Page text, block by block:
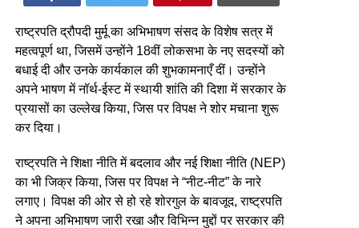
राष्ट्रपति द्रौपदी मुर्मू का अभिभाषण संसद के विशेष सत्र में
महत्वपूर्ण था, जिसमें उन्होंने 18वीं लोकसभा के नए सदस्यों को
बधाई दी और उनके कार्यकाल की शुभकामनाएँ दीं। उन्होंने
अपने भाषण में नॉर्थ-ईस्ट में स्थायी शांति की दिशा में सरकार के
प्रयासों का उल्लेख किया, जिस पर विपक्ष ने शोर मचाना शुरू
कर दिया।
राष्ट्रपति ने शिक्षा नीति में बदलाव और नई शिक्षा नीति (NEP)
का भी जिक्र किया, जिस पर विपक्ष ने “नीट-नीट” के नारे
लगाए। विपक्ष की ओर से हो रहे शोरगुल के बावजूद, राष्ट्रपति
ने अपना अभिभाषण जारी रखा और विभिन्न मुद्दों पर सरकार की